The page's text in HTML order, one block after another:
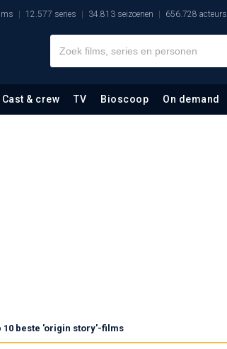
12.577 series 34.813 seizoenen 656.728 acteurs
Cast & crew TV Bioscoop On demand
10 beste 'origin story'-films